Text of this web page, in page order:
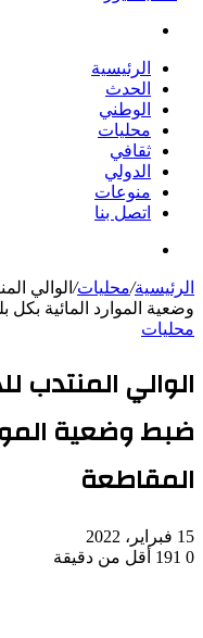
الرئيسية
الحدث
الوطني
محليات
ثقافي
الدولي
منوعات
اتصل بنا
الرئيسية/محليات/ الوالي
وضعية الموارد المائية بكل
محليات
الوالي المنتدب
ضبط وضعية
المقاطعة
15 فبراير، 2022
0
أقل من دقيقة